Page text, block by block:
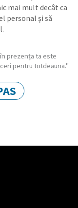
mai mult decât ca
personal și să
prezența ta este
pentru totdeauna.